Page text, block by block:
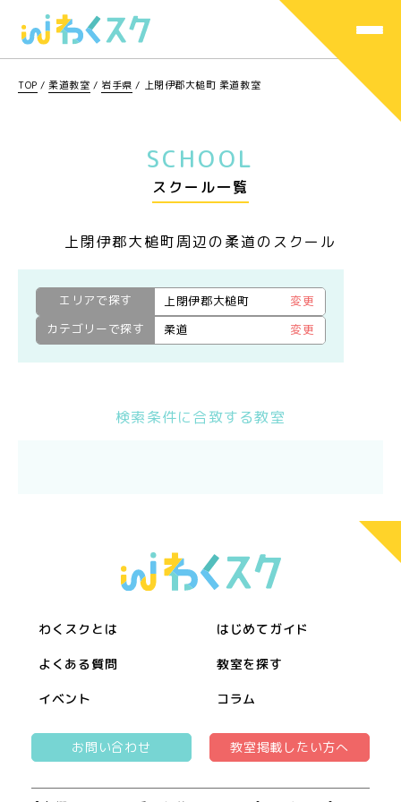
TOP / 柔道教室 / 岩手県 / 上閉伊郡大槌町 柔道教室
SCHOOL
スクール一覧
上閉伊郡大槌町周辺の柔道のスクール
エリアで探す 上閉伊郡大槌町
変更
カテゴリーで探す
柔道 変更
検索条件に合致する教室
わくスクとは はじめてガイド
よくある質問 教室を探す
イベント コラム
お問い合わせ 教室掲載したい方へ